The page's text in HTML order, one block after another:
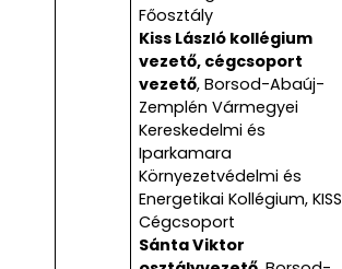
Főosztály
Kiss László kollégium
vezető, cégcsoport
vezető, Borsod-Abaúj-
Zemplén Vármegyei
Kereskedelmi és
Iparkamara
Környezetvédelmi és
Energetikai Kollégium, KISS
Cégcsoport
Sánta Viktor